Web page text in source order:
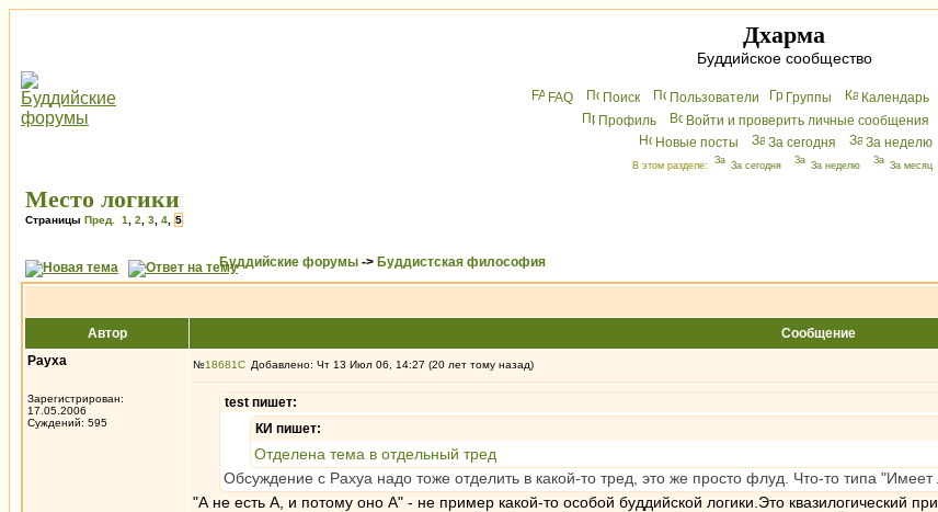
Дхарма
Буддийское сообщество
FAQ Поиск Пользователи Группы Календарь
Профиль
Войти и проверить личные сообщения
Новые посты
За сегодня За неделю
В этом разделе: За сегодня За неделю За месяц
Место логики
Страницы Пред. 1 2 3 4 5
Буддийские форумы -> Буддистская философия
Автор
Сообщение
Рауха
Зарегистрирован:
17.05.2006
Суждений: 595
№18681 Добавлено: Чт 13 Июл 06, 14:27 (20 лет тому назад)
test пишет:
КИ пишет:
Отделена тема в отдельный тред
Обсуждение с Рахуа надо тоже отделить в какой-то тред, это же просто флуд. Что-то типа "Имеет
"А не есть А, и потому оно А" - не пример какой-то особой буддийской логики.Это квазилогический